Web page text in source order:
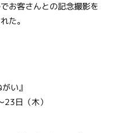
お客さんとの記念撮影を
た。
い』
日（木）